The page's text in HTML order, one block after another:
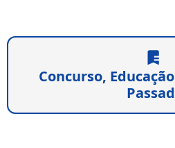
Concurso,